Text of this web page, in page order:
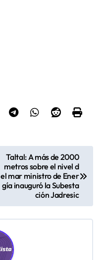
Taltal: A más de 2000
metros sobre el nivel d
el mar ministro de Ener
gía inauguró la Subesta
ción Jadresic